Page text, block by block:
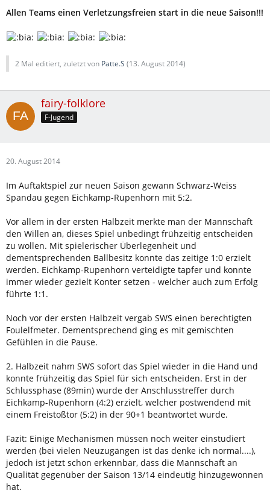
Allen Teams einen Verletzungsfreien start in die neue Saison!!!
2 Mal editiert, zuletzt von Patte.S (13. August 2014)
fairy-folklore
F-Jugend
20. August 2014
Im Auftaktspiel zur neuen Saison gewann Schwarz-Weiss
Spandau gegen Eichkamp-Rupenhorn mit 5:2.
Vor allem in der ersten Halbzeit merkte man der Mannschaft
den Willen an, dieses Spiel unbedingt frühzeitig entscheiden
zu wollen. Mit spielerischer Überlegenheit und
dementsprechenden Ballbesitz konnte das zeitige 1:0 erzielt
werden. Eichkamp-Rupenhorn verteidigte tapfer und konnte
immer wieder gezielt Konter setzen - welcher auch zum Erfolg
führte 1:1.
Noch vor der ersten Halbzeit vergab SWS einen berechtigten
Foulelfmeter. Dementsprechend ging es mit gemischten
Gefühlen in die Pause.
2. Halbzeit nahm SWS sofort das Spiel wieder in die Hand und
konnte frühzeitig das Spiel für sich entscheiden. Erst in der
Schlussphase (89min) wurde der Anschlusstreffer durch
Eichkamp-Rupenhorn (4:2) erzielt, welcher postwendend mit
einem Freistoßtor (5:2) in der 90+1 beantwortet wurde.
Fazit: Einige Mechanismen müssen noch weiter einstudiert
werden (bei vielen Neuzugängen ist das denke ich normal....),
jedoch ist jetzt schon erkennbar, dass die Mannschaft an
Qualität gegenüber der Saison 13/14 eindeutig hinzugewonnen
hat.